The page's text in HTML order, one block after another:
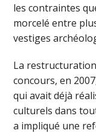
les contraintes
morcelé entre
vestiges
La
concours, en
qui avait déjà
culturels dans
a impliqué une